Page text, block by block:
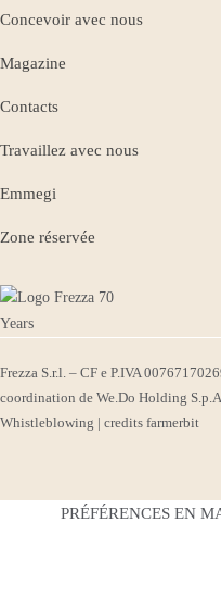
Concevoir avec nous
Magazine
Contacts
Travaillez avec nous
Emmegi
Zone réservée
Frezza S.r.l. – CF e P.IVA
coordination de We.Do Holding
Whistleblowing | credits farmerbit